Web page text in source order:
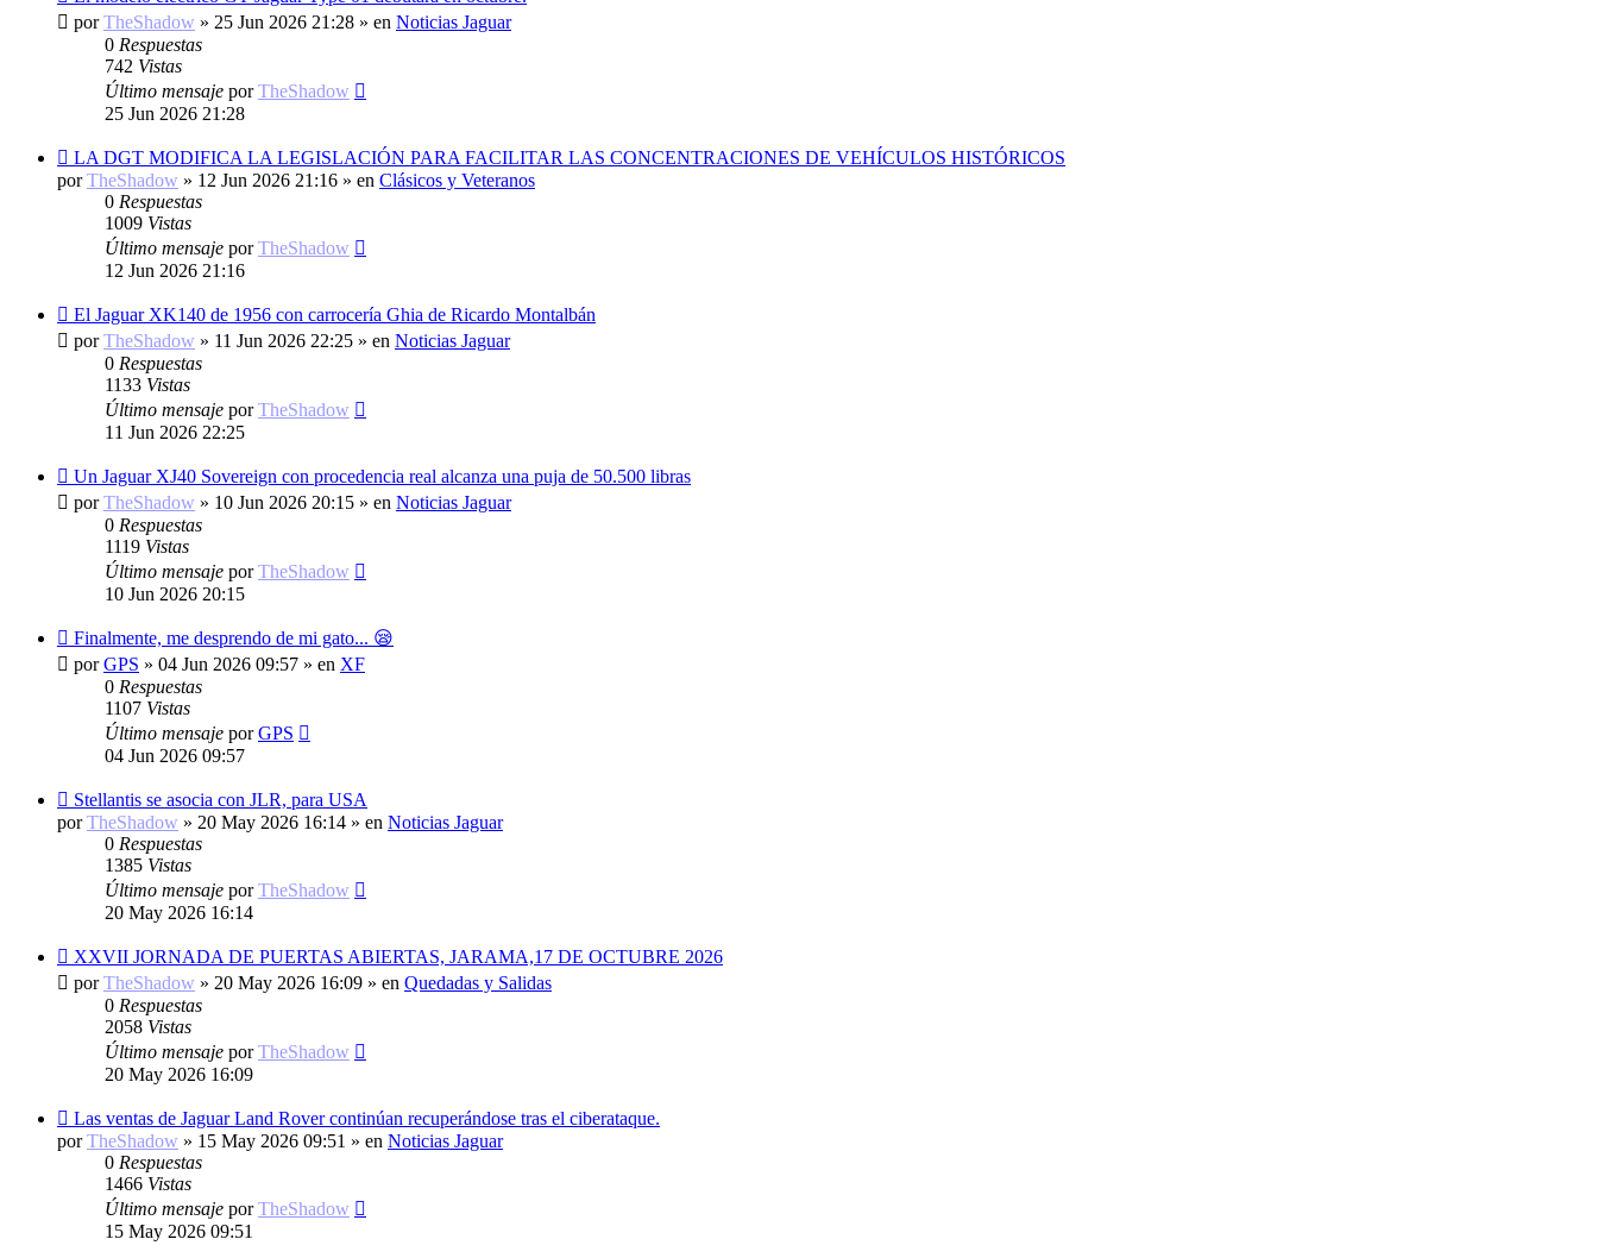
mensaje
porTheShadow » 25 Jun 2026 21:28 » en Noticias Jaguar
0 Respuestas
742 Vistas
Último mensaje porTheShadow
25 Jun 2026 21:28
Nuevo
mensaje
LA DGT MODIFICA LA LEGISLACIÓN PARA FACILITAR LAS CONCENTRACIONES DE VEHÍCULOS HISTÓRICOS
porTheShadow » 12 Jun 2026 21:16 » en Clásicos y Veteranos
0 Respuestas
1009 Vistas
Último mensaje porTheShadow
12 Jun 2026 21:16
Nuevo
mensaje
El Jaguar XK140 de 1956 con carrocería Ghia de Ricardo Montalbán
porTheShadow » 11 Jun 2026 22:25 » en Noticias Jaguar
0 Respuestas
1133 Vistas
Último mensaje porTheShadow
11 Jun 2026 22:25
Nuevo
mensaje
Un Jaguar XJ40 Sovereign con procedencia real alcanza una puja de 50.500 libras
porTheShadow » 10 Jun 2026 20:15 » en Noticias Jaguar
0 Respuestas
1119 Vistas
Último mensaje porTheShadow
10 Jun 2026 20:15
Nuevo
mensaje
Finalmente, me desprendo de mi gato... 😪
porGPS » 04 Jun 2026 09:57 » en XF
0 Respuestas
1107 Vistas
Último mensaje porGPS
04 Jun 2026 09:57
Nuevo
mensaje
Stellantis se asocia con JLR, para USA
porTheShadow » 20 May 2026 16:14 » en Noticias Jaguar
0 Respuestas
1385 Vistas
Último mensaje porTheShadow
20 May 2026 16:14
Nuevo
mensaje
XXVII JORNADA DE PUERTAS ABIERTAS, JARAMA,17 DE OCTUBRE 2026
porTheShadow » 20 May 2026 16:09 » en Quedadas y Salidas
0 Respuestas
2058 Vistas
Último mensaje porTheShadow
20 May 2026 16:09
Nuevo
mensaje
Las ventas de Jaguar Land Rover continúan recuperándose tras el ciberataque.
porTheShadow » 15 May 2026 09:51 » en Noticias Jaguar
0 Respuestas
1466 Vistas
Último mensaje porTheShadow
15 May 2026 09:51